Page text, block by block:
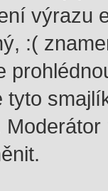
výrazu
:(
tyto